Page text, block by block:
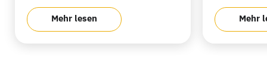
Mehr lesen Mehr